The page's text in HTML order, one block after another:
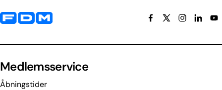
Yderligere information og kontaktoplysninger
Medlemsservice
Åbningstider